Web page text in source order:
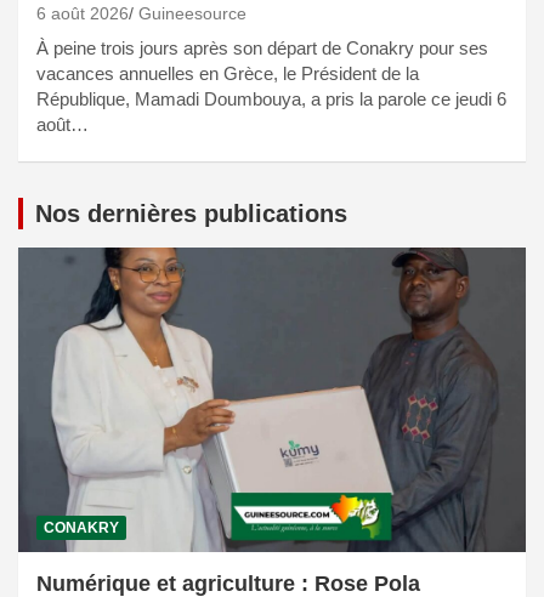
6 août 2026 Guineesource
À peine trois jours après son départ de Conakry pour ses
vacances annuelles en Grèce, le Président de la
République, Mamadi Doumbouya, a pris la parole ce jeudi 6
août…
Nos dernières publications
CONAKRY
Numérique et agriculture : Rose Pola